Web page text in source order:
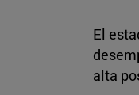
El
alta